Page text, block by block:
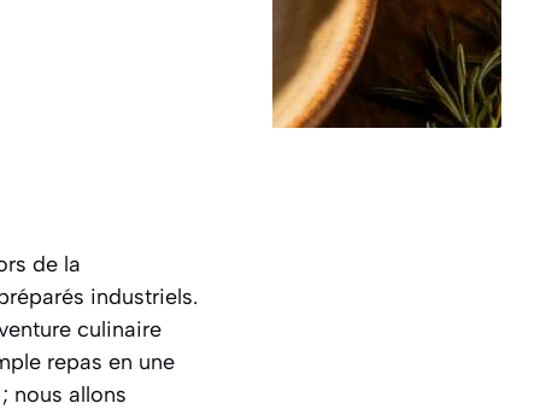
de la
industriels.
culinaire
repas en une
nous allons